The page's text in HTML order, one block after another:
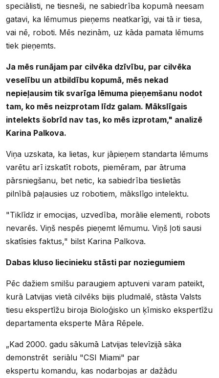
speciālisti, ne tiesneši, ne sabiedrība kopumā neesam
gatavi, ka lēmumus pieņems neatkarīgi, vai tā ir tiesa,
vai nē, roboti. Mēs nezinām, uz kāda pamata lēmums
tiek pieņemts.
Ja mēs runājam par cilvēka dzīvību, par cilvēka
veselību un atbildību kopumā, mēs nekad
nepieļausim tik svarīga lēmuma pieņemšanu nodot
tam, ko mēs neizprotam līdz galam. Mākslīgais
intelekts šobrīd nav tas, ko mēs izprotam," analizē
Karina Palkova.
Viņa uzskata, ka lietas, kur jāpieņem standarta lēmums
varētu arī izskatīt robots, piemēram, par ātruma
pārsniegšanu, bet netic, ka sabiedrība tieslietās
pilnībā paļausies uz robotiem, mākslīgo intelektu.
"Tiklīdz ir emocijas, uzvedība, morālie elementi, robots
nevarēs. Viņš nespēs pieņemt lēmumu. Viņš ļoti sausi
skatīsies faktus," bilst Karina Palkova.
Dabas kluso liecinieku stāsti par noziegumiem
Pēc dažiem smilšu paraugiem aptuveni varam pateikt,
kurā Latvijas vietā cilvēks bijis pludmalē, stāsta Valsts
tiesu ekspertīžu biroja Bioloģisko un ķīmisko ekspertīžu
departamenta eksperte Māra Rēpele.
„Kad 2000. gadu sākumā Latvijas televīzijā sāka
demonstrēt seriālu "CSI Miami" par
ekspertu komandu, kas nodarbojas ar dažādu